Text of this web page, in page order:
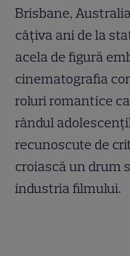
Brisbane,
câțiva ani de la
acela de figură
cinematografia
roluri romantice
rândul
recunoscute de
croiască un drum
industria filmului.